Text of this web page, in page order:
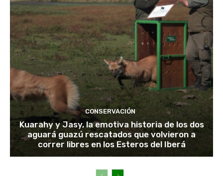
CONSERVACIÓN
Kuarahy y Jasy, la emotiva historia de los dos
aguará guazú rescatados que volvieron a
correr libres en los Esteros del Iberá